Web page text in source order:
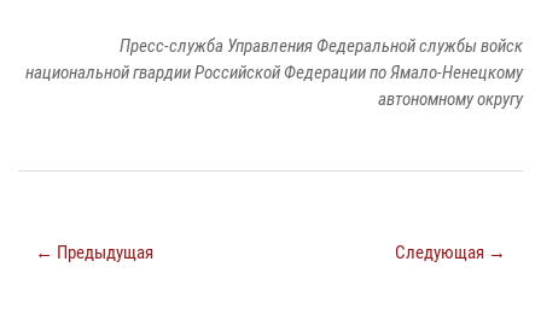
Пресс-служба Управления Федеральной службы войск
национальной гвардии Российской Федерации по Ямало-Ненецкому
автономному округу
← Предыдущая Следующая →